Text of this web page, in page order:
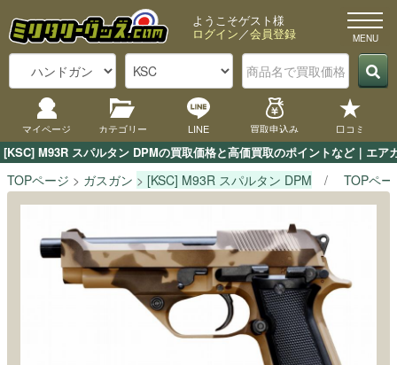
[KSC] M93R スパルタン DPMの買取価格と高価買取のポイントなど｜エ
ようこそゲスト様
ログイン／会員登録
マイページ カテゴリー LINE 買取申込み 口コミ
TOPページ ガスガン [KSC] M93R スパルタン DPM TOPペー